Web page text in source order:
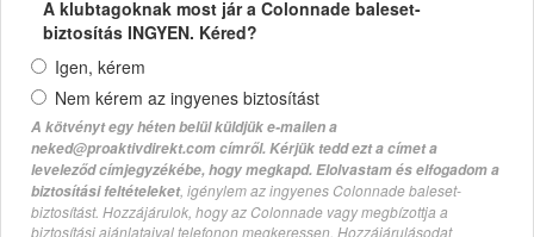
A klubtagoknak most jár a Colonnade baleset-
biztosítás INGYEN. Kéred?
Igen, kérem
Nem kérem az ingyenes biztosítást
A kötvényt egy héten belül küldjük e-mailen a
neked@proaktivdirekt.com címről. Kérjük tedd ezt a címet a
leveleződ címjegyzékébe, hogy megkapd. Elolvastam és elfogadom a
biztosítási feltételeket, igénylem az ingyenes Colonnade baleset-
biztosítást. Hozzájárulok, hogy az Colonnade vagy megbízottja a
biztosítási ajánlataival telefonon megkeressen. Hozzájárulásodat